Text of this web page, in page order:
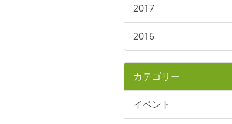
2017
2016
カテゴリー
イベント